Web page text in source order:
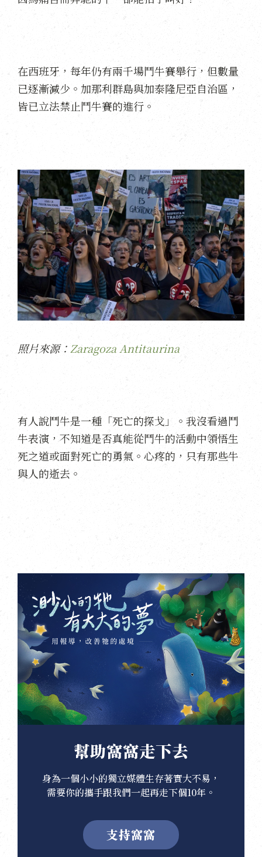
在西班牙，每年仍有兩千場鬥牛賽舉行，但數量
已逐漸減少。加那利群島與加泰隆尼亞自治區，
皆已立法禁止鬥牛賽的進行。
照片來源：Zaragoza Antitaurina
有人說鬥牛是一種「死亡的探戈」。我沒看過鬥
牛表演，不知道是否真能從鬥牛的活動中領悟生
死之道或面對死亡的勇氣。心疼的，只有那些牛
與人的逝去。
幫助窩窩走下去
身為一個小小的獨立媒體生存著實大不易，
需要你的攜手跟我們一起再走下個10年。
支持窩窩